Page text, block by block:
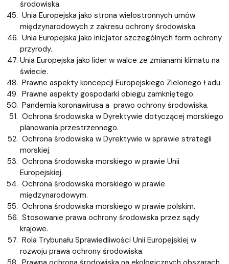
środowiska.
Unia Europejska jako strona wielostronnych umów
międzynarodowych z zakresu ochrony środowiska.
Unia Europejska jako inicjator szczególnych form ochrony
przyrody.
Unia Europejska jako lider w walce ze zmianami klimatu na
świecie.
Prawne aspekty koncepcji Europejskiego Zielonego Ładu.
Prawne aspekty gospodarki obiegu zamkniętego.
Pandemia koronawirusa a prawo ochrony środowiska.
Ochrona środowiska w Dyrektywie dotyczącej morskiego
planowania przestrzennego.
Ochrona środowiska w Dyrektywie w sprawie strategii
morskiej.
Ochrona środowiska morskiego w prawie Unii
Europejskiej.
Ochrona środowiska morskiego w prawie
międzynarodowym.
Ochrona środowiska morskiego w prawie polskim.
Stosowanie prawa ochrony środowiska przez sądy
krajowe.
Rola Trybunału Sprawiedliwości Unii Europejskiej w
rozwoju prawa ochrony środowiska.